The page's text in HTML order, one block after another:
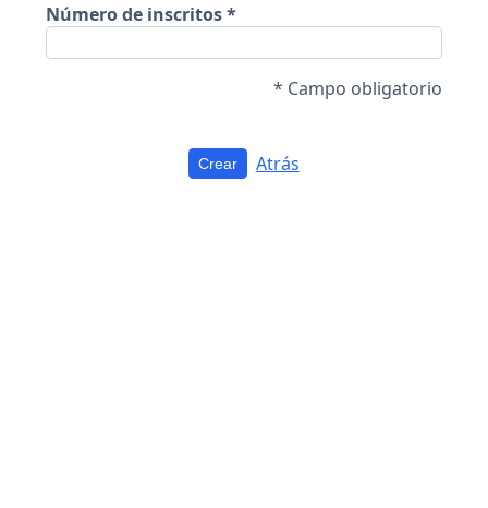
Número de inscritos
* Campo obligatorio
Atrás